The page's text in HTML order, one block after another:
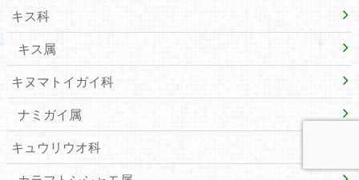
キス科
キス属
キヌマトイガイ科
ナミガイ属
キュウリウオ科